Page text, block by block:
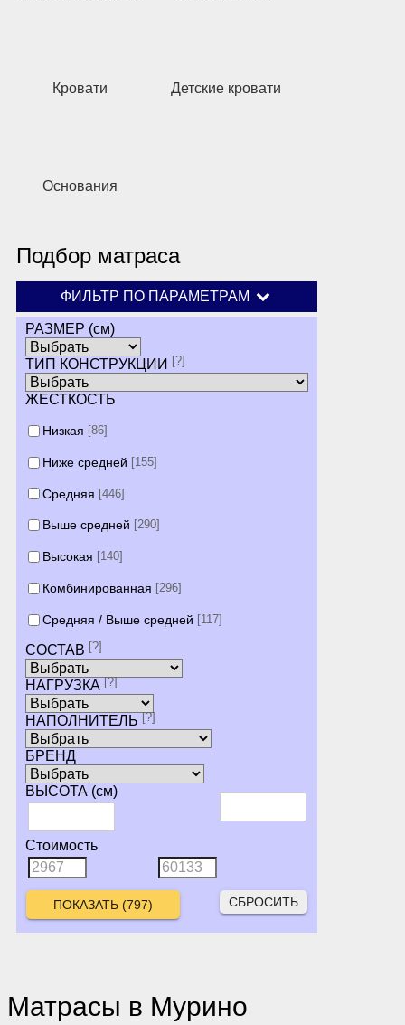
Кровати Детские кровати
Основания
Матрасы в Мурино
Подбор матраса
ФИЛЬТР ПО ПАРАМЕТРАМ
РАЗМЕР (см)
ТИП КОНСТРУКЦИИ [?]
ЖЕСТКОСТЬ
Низкая [86]
Ниже средней [155]
Средняя [446]
Выше средней [290]
Высокая [140]
Комбинированная [296]
Средняя / Выше средней [117]
СОСТАВ [?]
НАГРУЗКА [?]
НАПОЛНИТЕЛЬ [?]
БРЕНД
ВЫСОТА (см)
Стоимость
СБРОСИТЬ